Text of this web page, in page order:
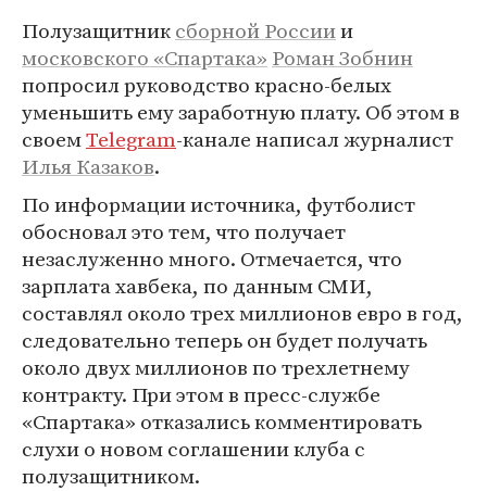
Полузащитниксборной Россиии
московского «Спартака» Роман Зобнин
попросил руководство красно-белых
уменьшить ему заработную плату. Об этом в
своемTelegram-канале написал журналист
Илья Казаков.
По информации источника, футболист
обосновал это тем, что получает
незаслуженно много. Отмечается, что
зарплата хавбека, по данным СМИ,
составлял около трех миллионов евро в год,
следовательно теперь он будет получать
около двух миллионов по трехлетнему
контракту. При этом в пресс-службе
«Спартака» отказались комментировать
слухи о новом соглашении клуба с
полузащитником.